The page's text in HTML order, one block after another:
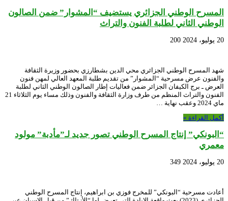
المسرح الوطني الجزائري يستضيف “المشوار” ضمن الصالون
الوطني الثاني لطلبة الفنون والتراث
20 يوليو، 2024 200
شهد المسرح الوطني الجزائري محي الدين بشطارزي بحضور وزيرة الثقافة
والفنون عرض مسرحية “المشوار” من تقديم طلبة المعهد العالي لمهن فنون
العرض ـ برج الكيفان الجزائر ضمن فعاليات إطار الصالون الوطني الثاني لطلبة
الفنون والتراث المنظم من طرف وزارة الثقافة والفنون وذلك مساء يوم الثلاثاء 21
ماي 2024 وعقب نهاية …
أكمل القراءة »
“البونكي” إنتاج المسرح الوطني تصور جديد لـ”مأدبة” مولود
معمري
20 يوليو، 2024 349
أعادت مسرحية “البونكي” للمخرج فوزي بن ابراهيم، إنتاج المسرح الوطني